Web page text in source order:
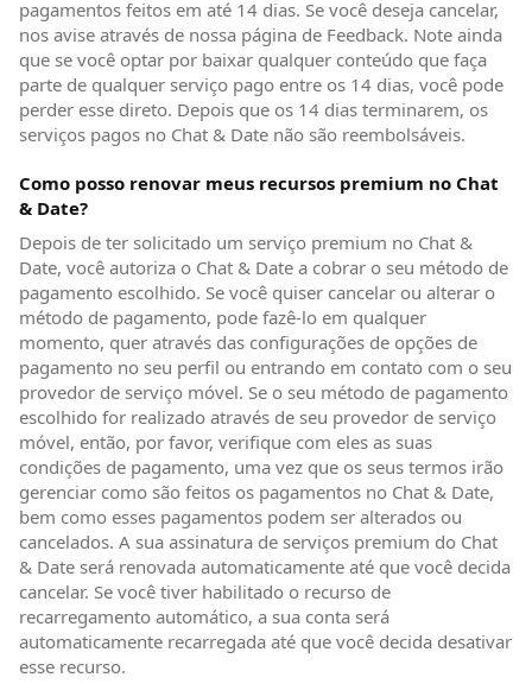
pagamentos feitos em até 14 dias. Se você deseja cancelar,
nos avise através de nossa página de Feedback. Note ainda
que se você optar por baixar qualquer conteúdo que faça
parte de qualquer serviço pago entre os 14 dias, você pode
perder esse direto. Depois que os 14 dias terminarem, os
serviços pagos no Chat & Date não são reembolsáveis.
Como posso renovar meus recursos premium no Chat
& Date?
Depois de ter solicitado um serviço premium no Chat &
Date, você autoriza o Chat & Date a cobrar o seu método de
pagamento escolhido. Se você quiser cancelar ou alterar o
método de pagamento, pode fazê-lo em qualquer
momento, quer através das configurações de opções de
pagamento no seu perfil ou entrando em contato com o seu
provedor de serviço móvel. Se o seu método de pagamento
escolhido for realizado através de seu provedor de serviço
móvel, então, por favor, verifique com eles as suas
condições de pagamento, uma vez que os seus termos irão
gerenciar como são feitos os pagamentos no Chat & Date,
bem como esses pagamentos podem ser alterados ou
cancelados. A sua assinatura de serviços premium do Chat
& Date será renovada automaticamente até que você decida
cancelar. Se você tiver habilitado o recurso de
recarregamento automático, a sua conta será
automaticamente recarregada até que você decida desativar
esse recurso.